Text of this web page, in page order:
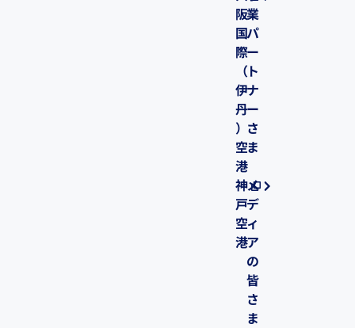
阪
国
際
（
伊
丹
）
空
港
神
戸
空
港
業
パ
ー
ト
ナ
ー
さ
ま
メ
デ
ィ
ア
の
皆
さ
ま